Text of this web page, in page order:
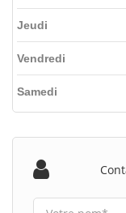
Jeudi
Vendredi
Samedi